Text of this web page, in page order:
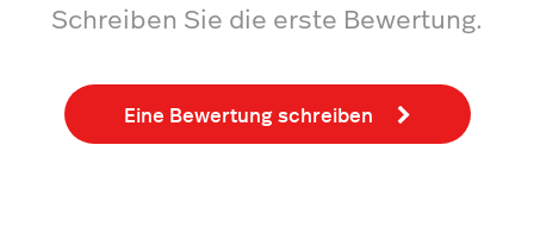
Schreiben Sie die erste Bewertung.
Eine Bewertung schreiben